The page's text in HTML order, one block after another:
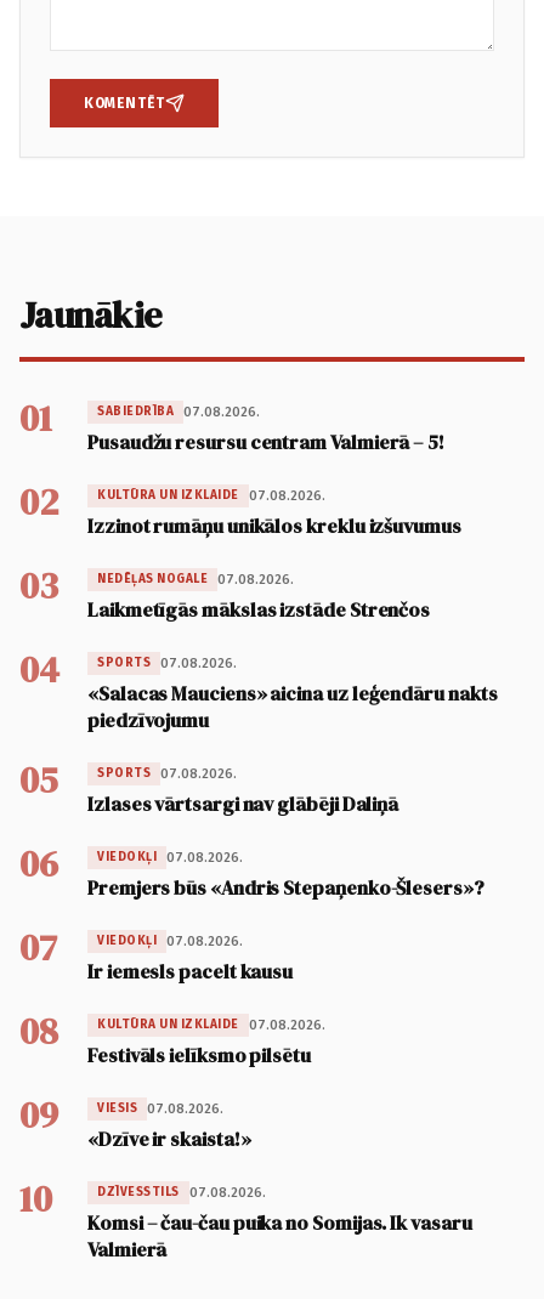
KOMENTĒT
Jaunākie
01 SABIEDRĪBA 07.08.2026.
Pusaudžu resursu centram Valmierā – 5!
02 KULTŪRA UN IZKLAIDE 07.08.2026.
Izzinot rumāņu unikālos kreklu izšuvumus
03 NEDĒĻAS NOGALE 07.08.2026.
Laikmetīgās mākslas izstāde Strenčos
04 SPORTS 07.08.2026.
«Salacas Mauciens» aicina uz leģendāru nakts
piedzīvojumu
05 SPORTS 07.08.2026.
Izlases vārtsargi nav glābēji Daliņā
06 VIEDOKĻI 07.08.2026.
Premjers būs «Andris Stepaņenko-Šlesers»?
07 VIEDOKĻI 07.08.2026.
Ir iemesls pacelt kausu
08 KULTŪRA UN IZKLAIDE 07.08.2026.
Festivāls ielīksmo pilsētu
09 VIESIS 07.08.2026.
«Dzīve ir skaista!»
10 DZĪVESSTILS 07.08.2026.
Komsi – čau-čau puika no Somijas. Ik vasaru
Valmierā